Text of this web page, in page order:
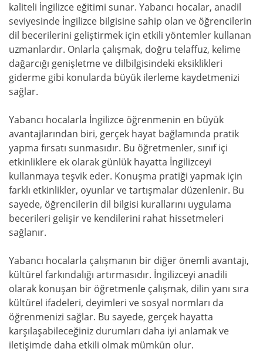
kaliteli İngilizce eğitimi sunar. Yabancı hocalar, anadil
seviyesinde İngilizce bilgisine sahip olan ve öğrencilerin
dil becerilerini geliştirmek için etkili yöntemler kullanan
uzmanlardır. Onlarla çalışmak, doğru telaffuz, kelime
dağarcığı genişletme ve dilbilgisindeki eksiklikleri
giderme gibi konularda büyük ilerleme kaydetmenizi
sağlar.
Yabancı hocalarla İngilizce öğrenmenin en büyük
avantajlarından biri, gerçek hayat bağlamında pratik
yapma fırsatı sunmasıdır. Bu öğretmenler, sınıf içi
etkinliklere ek olarak günlük hayatta İngilizceyi
kullanmaya teşvik eder. Konuşma pratiği yapmak için
farklı etkinlikler, oyunlar ve tartışmalar düzenlenir. Bu
sayede, öğrencilerin dil bilgisi kurallarını uygulama
becerileri gelişir ve kendilerini rahat hissetmeleri
sağlanır.
Yabancı hocalarla çalışmanın bir diğer önemli avantajı,
kültürel farkındalığı artırmasıdır. İngilizceyi anadili
olarak konuşan bir öğretmenle çalışmak, dilin yanı sıra
kültürel ifadeleri, deyimleri ve sosyal normları da
öğrenmenizi sağlar. Bu sayede, gerçek hayatta
karşılaşabileceğiniz durumları daha iyi anlamak ve
iletişimde daha etkili olmak mümkün olur.